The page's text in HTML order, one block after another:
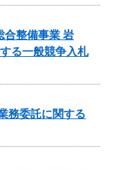
合整備事業 岩
る一般競争入札
務委託に関する